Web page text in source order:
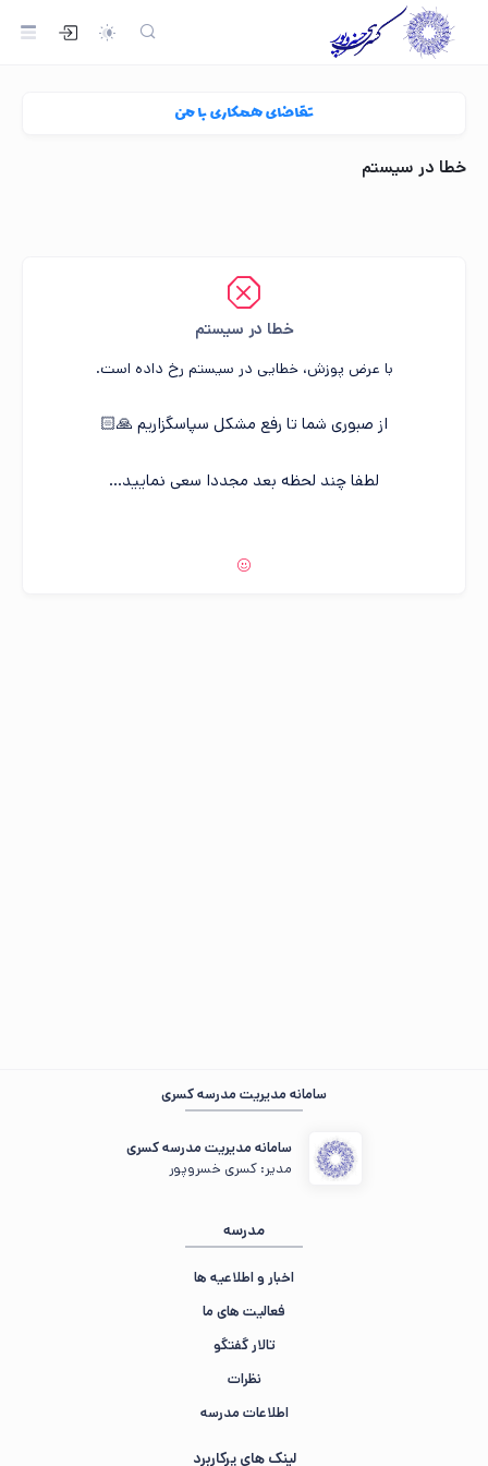
تقاضای همکاری با من
خطا در سیستم
خطا در سیستم
با عرض پوزش، خطایی در سیستم رخ داده است.
از صبوری شما تا رفع مشکل سپاسگزاریم 🙏🏻
لطفا چند لحظه بعد مجددا سعی نمایید...
سامانه مدیریت مدرسه کسری
سامانه مدیریت مدرسه کسری
مدیر: کسری خسروپور
مدرسه
اخبار و اطلاعیه ها
فعالیت های ما
تالار گفتگو
نظرات
اطلاعات مدرسه
لینک های پرکاربرد